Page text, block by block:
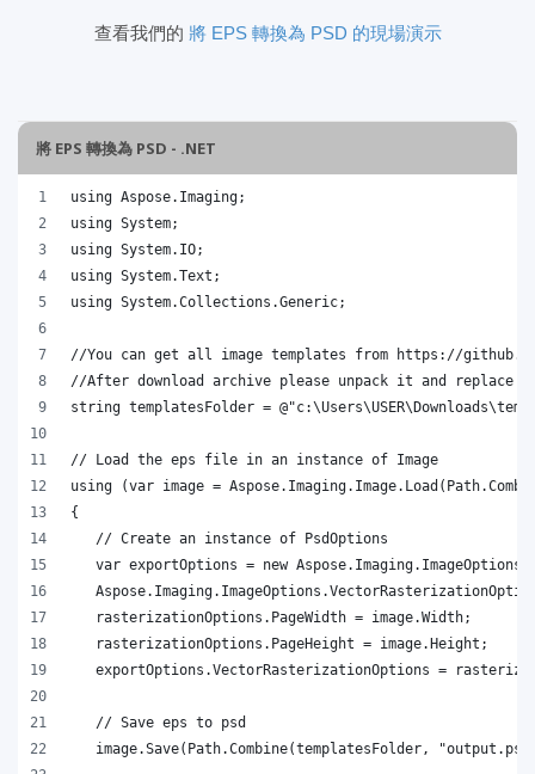
查看我們的 將 EPS 轉換為 PSD 的現場演示
將 EPS 轉換為 PSD - .NET